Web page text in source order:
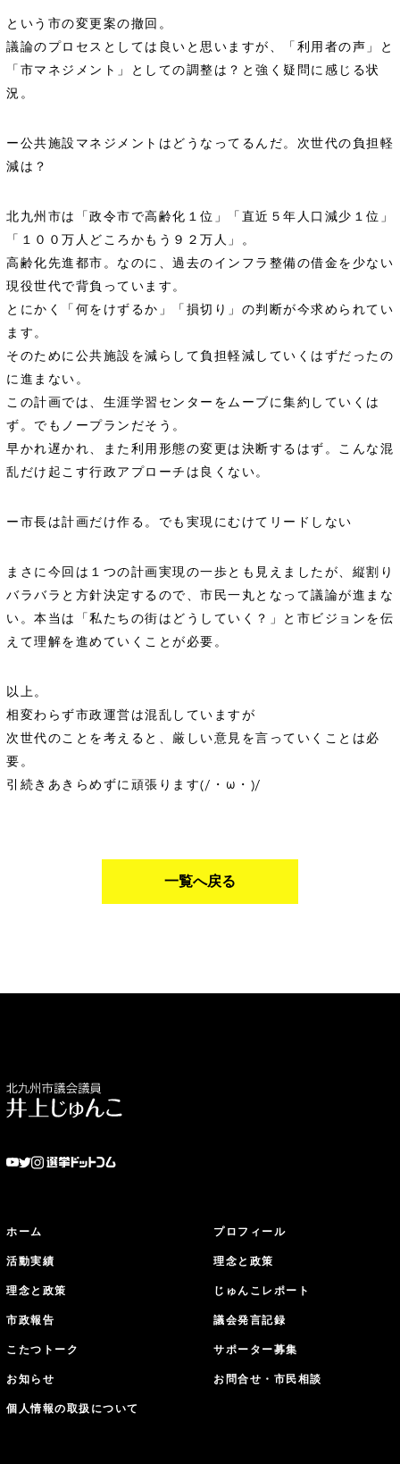
という市の変更案の撤回。
議論のプロセスとしては良いと思いますが、「利用者の声」と
「市マネジメント」としての調整は？と強く疑問に感じる状
況。
ー公共施設マネジメントはどうなってるんだ。次世代の負担軽
減は？
北九州市は「政令市で高齢化１位」「直近５年人口減少１位」
「１００万人どころかもう９２万人」。
高齢化先進都市。なのに、過去のインフラ整備の借金を少ない
現役世代で背負っています。
とにかく「何をけずるか」「損切り」の判断が今求められてい
ます。
そのために公共施設を減らして負担軽減していくはずだったの
に進まない。
この計画では、生涯学習センターをムーブに集約していくは
ず。でもノープランだそう。
早かれ遅かれ、また利用形態の変更は決断するはず。こんな混
乱だけ起こす行政アプローチは良くない。
ー市長は計画だけ作る。でも実現にむけてリードしない
まさに今回は１つの計画実現の一歩とも見えましたが、縦割り
バラバラと方針決定するので、市民一丸となって議論が進まな
い。本当は「私たちの街はどうしていく？」と市ビジョンを伝
えて理解を進めていくことが必要。
以上。
相変わらず市政運営は混乱していますが
次世代のことを考えると、厳しい意見を言っていくことは必
要。
引続きあきらめずに頑張ります(/・ω・)/
一覧へ戻る
ホーム
活動実績
理念と政策
市政報告
こたつトーク
お知らせ
個人情報の取扱について
プロフィール
理念と政策
じゅんこレポート
議会発言記録
サポーター募集
お問合せ・市民相談